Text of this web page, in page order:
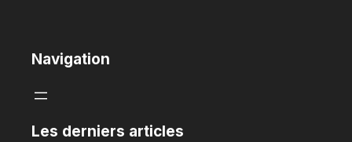
Navigation
Les derniers articles